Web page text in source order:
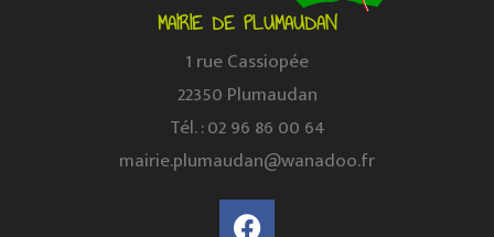
MAIRIE DE PLUMAUDAN
1 rue Cassiopée
22350 Plumaudan
Tél. : 02 96 86 00 64
mairie.plumaudan@wanadoo.fr